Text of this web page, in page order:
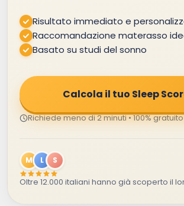
Risultato immediato e
Raccomandazione materasso
Basato su studi del sonno
Calcola il tuo Sleep
Richiede meno di 2 minuti • 100% gratuito
M L S
Oltre 12.000 italiani hanno già scoperto il